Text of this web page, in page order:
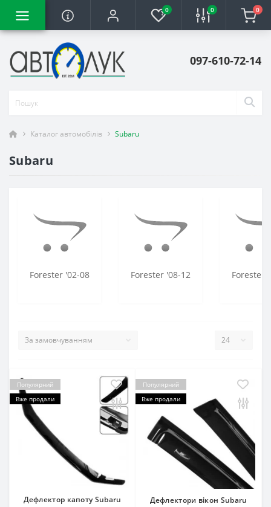
0 0 0
097-610-72-14
Каталог автомобілів Subaru
Subaru
Forester '02-08 Forester '08-12 Forester
Популярний
Вже продали
Дефлектор капоту Subaru
Популярний
Вже продали
Дефлектори вікон Subaru